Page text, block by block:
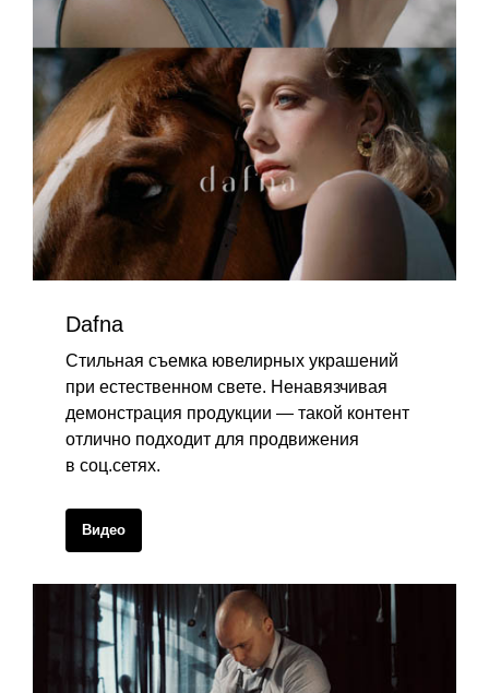
Dafna
Стильная съемка ювелирных украшений
при естественном свете. Ненавязчивая
демонстрация продукции — такой контент
отлично подходит для продвижения
в соц.сетях.
Видео